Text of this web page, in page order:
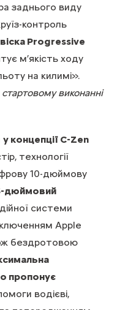
заднього виду
контроль
Progressive
м’якість ходу
на килимі».
виконанні
у концепції C-Zen
технології
10-дюймову
дюймовий
системи
Apple
бездротовою
пропонує
водієві,